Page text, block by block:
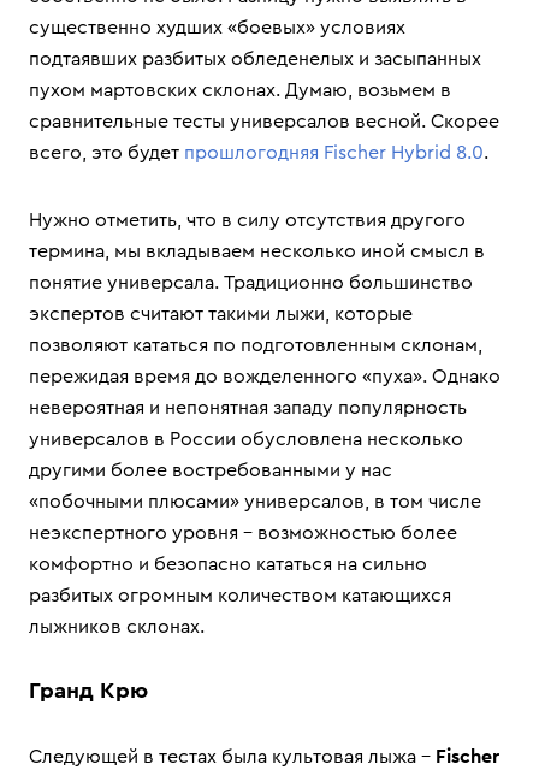
существенно худших «боевых» условиях
подтаявших разбитых обледенелых и засыпанных
пухом мартовских склонах. Думаю, возьмем в
сравнительные тесты универсалов весной. Скорее
всего, это будет прошлогодняя Fischer Hybrid 8.0.
Нужно отметить, что в силу отсутствия другого
термина, мы вкладываем несколько иной смысл в
понятие универсала. Традиционно большинство
экспертов считают такими лыжи, которые
позволяют кататься по подготовленным склонам,
пережидая время до вожделенного «пуха». Однако
невероятная и непонятная западу популярность
универсалов в России обусловлена несколько
другими более востребованными у нас
«побочными плюсами» универсалов, в том числе
неэкспертного уровня – возможностью более
комфортно и безопасно кататься на сильно
разбитых огромным количеством катающихся
лыжников склонах.
Гранд Крю
Следующей в тестах была культовая лыжа – Fischer